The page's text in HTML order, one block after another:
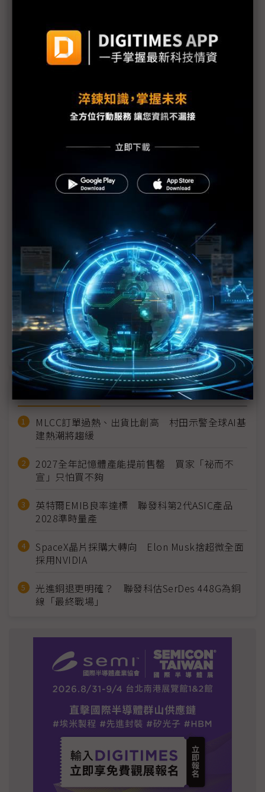
習近平訪越簽45項雙邊協議 強調穩定地區供應鏈
越南擬打擊中國產品「洗產地」 習近平出訪東南亞
大馬政府：英特爾、甲骨文既有投資計畫不變
大馬業界籲政府抓緊談判時間 檳城成立觀察小組
泰國代表團赴美日期敲定 承諾「一視同仁」降關稅
關稅戰後首訪越南 習近平重申貿易戰無贏家
小國談關稅籌碼有限 新加坡憂貿易遭邊緣化
大馬製造業調整供應鏈 籲政府提高透明度因應關稅
馬來西亞代表團4月底赴美談判 籲東協團結面對關
稅
向美請求延後45日實施對等關稅 越南政府布局談判
近７天熱門報導
MLCC訂單過熱、出貨比創高 村田示警全球AI基
建熱潮將趨緩
2027全年記憶體產能提前售罄 買家「祕而不
宣」只怕買不夠
英特爾EMIB良率達標 聯發科第2代ASIC產品
2028準時量產
SpaceX晶片採購大轉向 Elon Musk捨超微全面
採用NVIDIA
光進銅退更明確？ 聯發科估SerDes 448G為銅
線「最終戰場」